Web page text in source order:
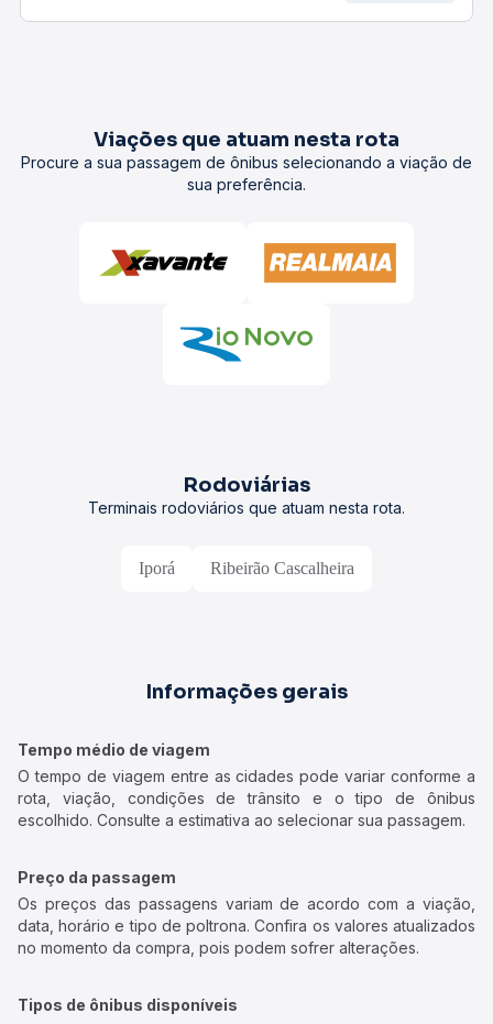
Viações que atuam nesta rota
Procure a sua passagem de ônibus selecionando a viação de
sua preferência.
Rodoviárias
Terminais rodoviários que atuam nesta rota.
Iporá Ribeirão Cascalheira
Informações gerais
Tempo médio de viagem
O tempo de viagem entre as cidades pode variar conforme a
rota, viação, condições de trânsito e o tipo de ônibus
escolhido. Consulte a estimativa ao selecionar sua passagem.
Preço da passagem
Os preços das passagens variam de acordo com a viação,
data, horário e tipo de poltrona. Confira os valores atualizados
no momento da compra, pois podem sofrer alterações.
Tipos de ônibus disponíveis